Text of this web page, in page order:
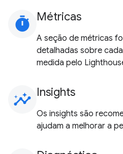
timer Métricas
A seção de métricas
detalhadas sobre
medida pelo
insights Insights
Os insights são
ajudam a melhorar a